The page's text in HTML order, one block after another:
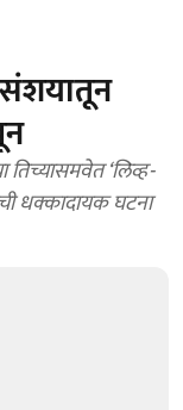
संशयातून
तिच्यासमवेत ‘लिव्ह-
धक्कादायक घटना